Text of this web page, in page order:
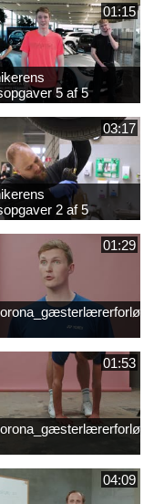
01:15
5 af 5
Vesti)
03:17
2 af 5
01:29
01:53
04:09